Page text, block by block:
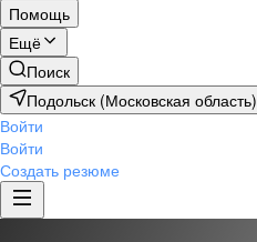
Помощь
Ещё
Поиск
Подольск (Московская область)
Войти
Войти
Создать резюме